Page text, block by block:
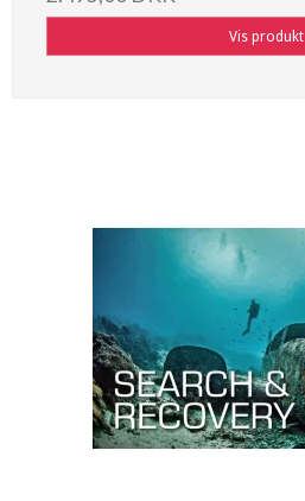
Vis produkt